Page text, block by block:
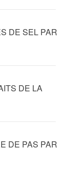
DE SEL PAR
DE LA
DE PAS PAR